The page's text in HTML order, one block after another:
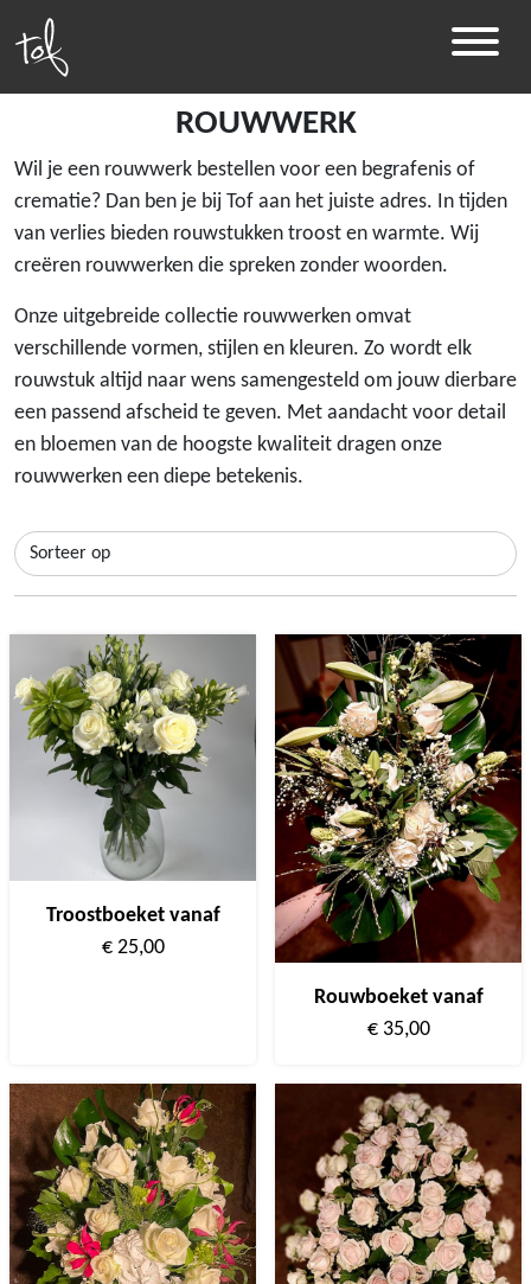
ROUWWERK
Wil je een rouwwerk bestellen voor een begrafenis of
crematie? Dan ben je bij Tof aan het juiste adres. In tijden
van verlies bieden rouwstukken troost en warmte. Wij
creëren rouwwerken die spreken zonder woorden.
Onze uitgebreide collectie rouwwerken omvat
verschillende vormen, stijlen en kleuren. Zo wordt elk
rouwstuk altijd naar wens samengesteld om jouw dierbare
een passend afscheid te geven. Met aandacht voor detail
en bloemen van de hoogste kwaliteit dragen onze
rouwwerken een diepe betekenis.
Troostboeket vanaf
€ 25,00
Rouwboeket vanaf
€ 35,00